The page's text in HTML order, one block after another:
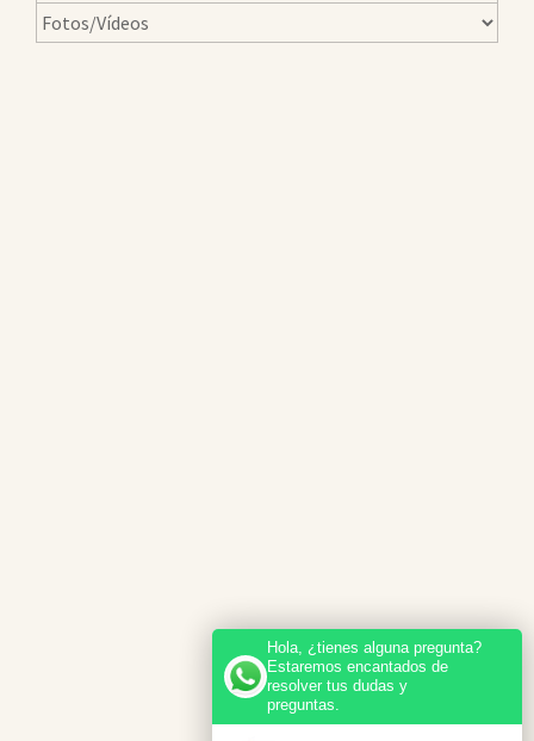
Hola, ¿tienes alguna pregunta?
Estaremos encantados de
resolver tus dudas y
preguntas.